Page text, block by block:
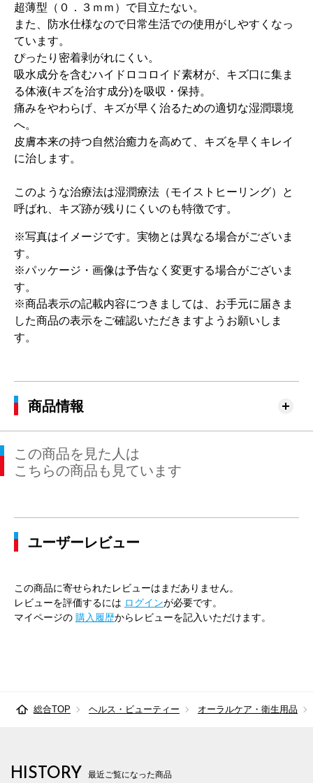
超薄型（０．３ｍｍ）で目立たない。
また、防水仕様なので日常生活での使用がしやすくなっ
ています。
ぴったり密着剥がれにくい。
吸水成分を含むハイドロコロイド素材が、キズ口に集ま
る体液(キズを治す成分)を吸収・保持。
痛みをやわらげ、キズが早く治るための適切な湿潤環境
へ。
皮膚本来の持つ自然治癒力を高めて、キズを早くキレイ
に治します。
このような治療法は湿潤療法（モイストヒーリング）と
呼ばれ、キズ跡が残りにくいのも特徴です。
※写真はイメージです。実物とは異なる場合がございま
す。
※パッケージ・画像は予告なく変更する場合がございま
す。
※商品表示の記載内容につきましては、お手元に届きま
した商品の表示をご確認いただきますようお願いしま
す。
商品情報
この商品を見た人は
こちらの商品も見ています
ユーザーレビュー
この商品に寄せられたレビューはまだありません。
レビューを評価するには ログインが必要です。
マイページの 購入履歴からレビューを記入いただけます。
総合TOP ヘルス・ビューティー オーラルケア・衛生用品
HISTORY 最近ご覧になった商品